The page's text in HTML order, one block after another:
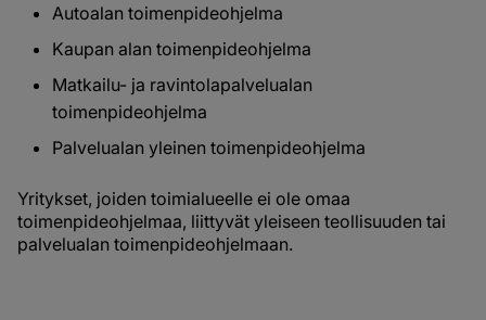
Autoalan toimenpideohjelma
Kaupan alan toimenpideohjelma
Matkailu- ja ravintolapalvelualan
toimenpideohjelma
Palvelualan yleinen toimenpideohjelma
Yritykset, joiden toimialueelle ei ole omaa
toimenpideohjelmaa, liittyvät yleiseen teollisuuden tai
palvelualan toimenpideohjelmaan.